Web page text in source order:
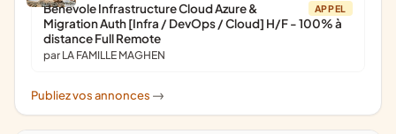
APPEL
Bénévole Infrastructure Cloud Azure &
Migration Auth [Infra / DevOps / Cloud] H/F - 100% à
distance Full Remote
par LA FAMILLE MAGHEN
Publiez vos annonces ->